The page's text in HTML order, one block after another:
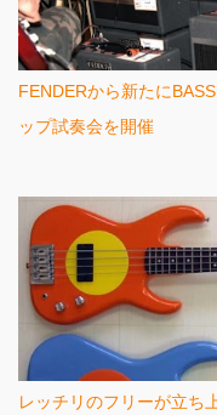
FENDERから新たに
ップ試奏会を開催
レッチリのフリーが立ち